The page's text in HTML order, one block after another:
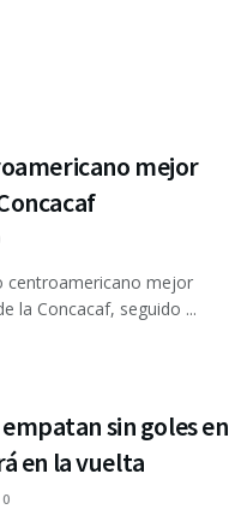
mejor
centroamericano mejor
la Concacaf, seguido ...
sin goles en
en la vuelta
0